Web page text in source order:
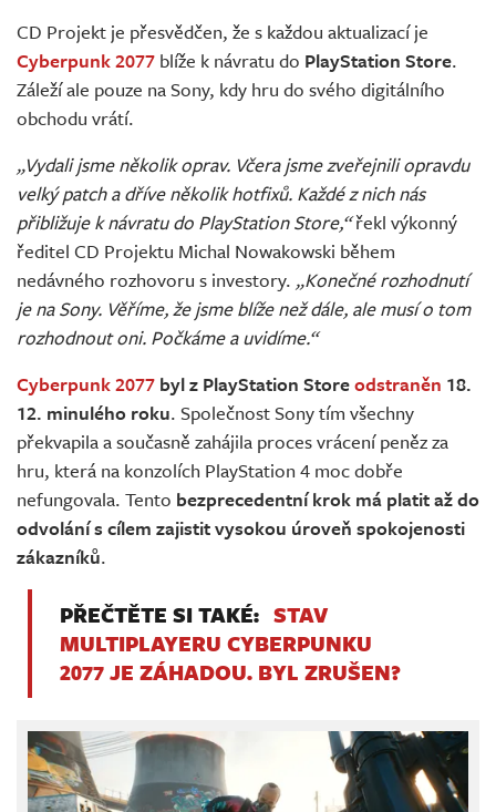
Živě
CD Projekt je přesvědčen, že s každou aktualizací je
Cyberpunk 2077 blíže k návratu do PlayStation Store.
Záleží ale pouze na Sony, kdy hru do svého digitálního
obchodu vrátí.
„Vydali jsme několik oprav. Včera jsme zveřejnili opravdu
velký patch a dříve několik hotfixů. Každé z nich nás
přibližuje k návratu do PlayStation Store,“řekl výkonný
ředitel CD Projektu Michal Nowakowski během
nedávného rozhovoru s investory. „Konečné rozhodnutí
je na Sony. Věříme, že jsme blíže než dále, ale musí o tom
rozhodnout oni. Počkáme a uvidíme.“
Cyberpunk 2077 byl z PlayStation Storeodstraněn 18.
12. minulého roku. Společnost Sony tím všechny
překvapila a současně zahájila proces vrácení peněz za
hru, která na konzolích PlayStation 4 moc dobře
nefungovala. Tento bezprecedentní krok má platit až do
odvolání s cílem zajistit vysokou úroveň spokojenosti
zákazníků.
PŘEČTĚTE SI TAKÉ: STAV
MULTIPLAYERU CYBERPUNKU
2077 JE ZÁHADOU. BYL ZRUŠEN?